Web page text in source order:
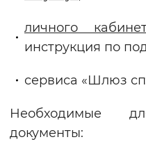
личного
инструкция по
сервиса «Шлюз
Необходимые
документы: